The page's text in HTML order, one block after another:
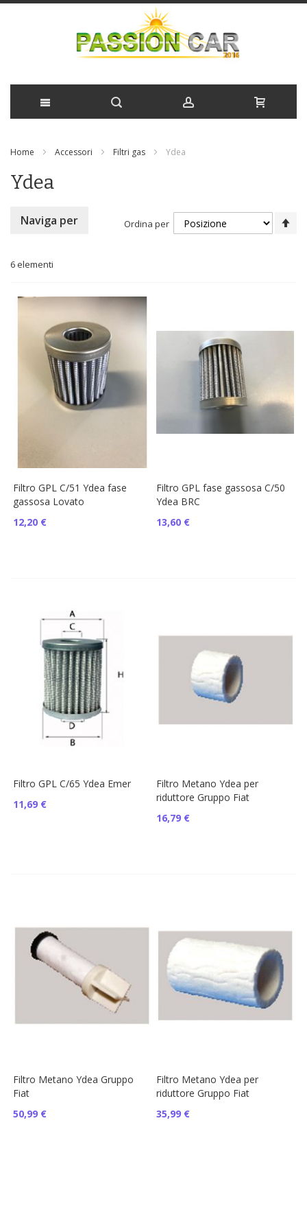
contenuto
Home Accessori Filtri gas Ydea
Ydea
6elementi
Ordina per
Filtro GPL C/51 Ydea fase
gassosa Lovato
12,20 €
Filtro GPL fase gassosa C/50
Ydea BRC
13,60 €
Filtro GPL C/65 Ydea Emer
11,69 €
Filtro Metano Ydea per
riduttore Gruppo Fiat
16,79 €
Filtro Metano Ydea Gruppo
Fiat
50,99 €
Filtro Metano Ydea per
riduttore Gruppo Fiat
35,99 €
Naviga per